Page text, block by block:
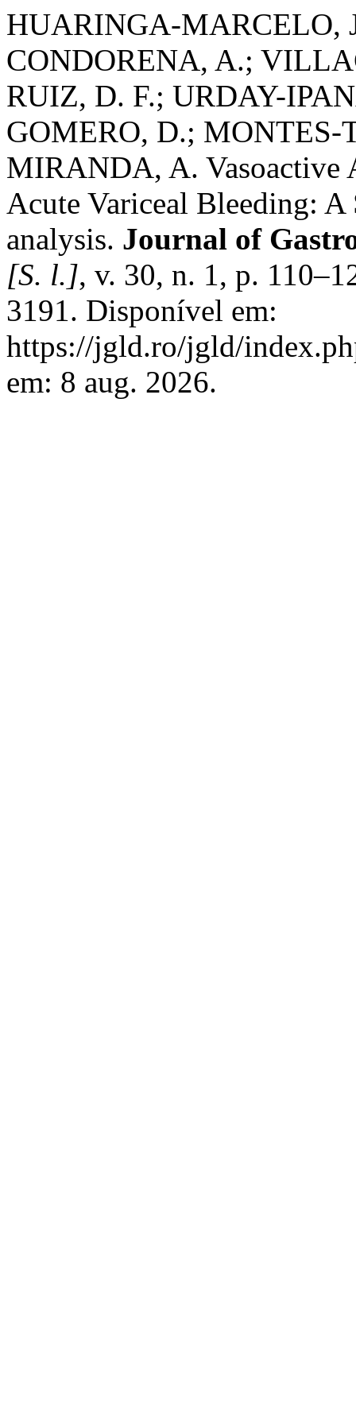
HUARINGA-MARCELO,
CONDORENA, A.;
RUIZ, D. F.; URDAY-
GOMERO, D.; MONTES-
MIRANDA, A. Vasoactive
Acute Variceal Bleeding:
analysis. Journal of
[S. l.], v. 30, n. 1, p.
3191. Disponível em:
https://jgld.ro/jgld/
em: 8 aug. 2026.